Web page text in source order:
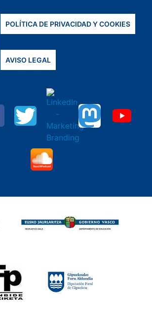
POLÍTICA DE PRIVACIDAD Y COOKIES
AVISO LEGAL